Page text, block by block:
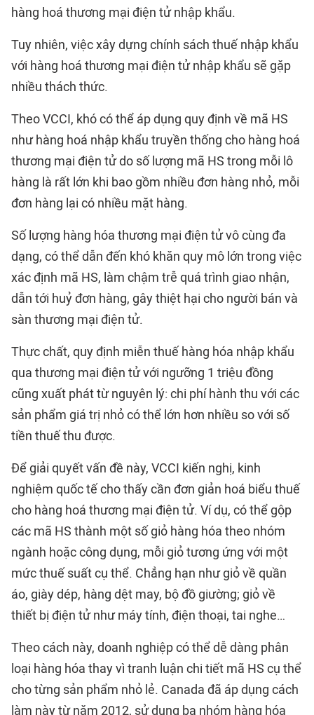
hàng hoá thương mại điện tử nhập khẩu.
Tuy nhiên, việc xây dựng chính sách thuế nhập khẩu
với hàng hoá thương mại điện tử nhập khẩu sẽ gặp
nhiều thách thức.
Theo VCCI, khó có thể áp dụng quy định về mã HS
như hàng hoá nhập khẩu truyền thống cho hàng hoá
thương mại điện tử do số lượng mã HS trong mỗi lô
hàng là rất lớn khi bao gồm nhiều đơn hàng nhỏ, mỗi
đơn hàng lại có nhiều mặt hàng.
Số lượng hàng hóa thương mại điện tử vô cùng đa
dạng, có thể dẫn đến khó khăn quy mô lớn trong việc
xác định mã HS, làm chậm trễ quá trình giao nhận,
dẫn tới huỷ đơn hàng, gây thiệt hại cho người bán và
sàn thương mại điện tử.
Thực chất, quy định miễn thuế hàng hóa nhập khẩu
qua thương mại điện tử với ngưỡng 1 triệu đồng
cũng xuất phát từ nguyên lý: chi phí hành thu với các
sản phẩm giá trị nhỏ có thể lớn hơn nhiều so với số
tiền thuế thu được.
Để giải quyết vấn đề này, VCCI kiến nghị, kinh
nghiệm quốc tế cho thấy cần đơn giản hoá biểu thuế
cho hàng hoá thương mại điện tử. Ví dụ, có thể gộp
các mã HS thành một số giỏ hàng hóa theo nhóm
ngành hoặc công dụng, mỗi giỏ tương ứng với một
mức thuế suất cụ thể. Chẳng hạn như giỏ về quần
áo, giày dép, hàng dệt may, bộ đồ giường; giỏ về
thiết bị điện tử như máy tính, điện thoại, tai nghe…
Theo cách này, doanh nghiệp có thể dễ dàng phân
loại hàng hóa thay vì tranh luận chi tiết mã HS cụ thể
cho từng sản phẩm nhỏ lẻ. Canada đã áp dụng cách
làm này từ năm 2012, sử dụng ba nhóm hàng hóa